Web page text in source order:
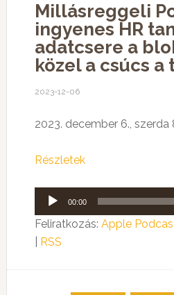
Millásreggeli
ingyenes HR
adatcsere a
közel a csúcs a
2023-12-06
2023. december 6., szerda
Részletek
Audió
lejátszó
00:00
Feliratkozás: Apple
RSS